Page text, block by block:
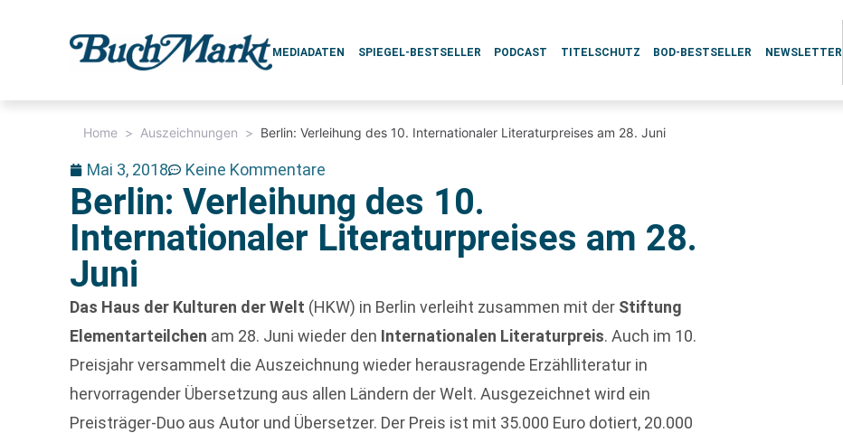
MEDIADATEN SPIEGEL-BESTSELLER PODCAST TITELSCHUTZ BOD-BESTSELLER NEWSLETTER
Home > Auszeichnungen > Berlin: Verleihung des 10. Internationaler Literaturpreises am 28. Juni
Mai 3, 2018 Keine Kommentare
Berlin: Verleihung des 10.
Internationaler Literaturpreises am 28.
Juni
Das Haus der Kulturen der Welt (HKW) in Berlin verleiht zusammen mit der Stiftung
Elementarteilchen am 28. Juni wieder den Internationalen Literaturpreis. Auch im 10.
Preisjahr versammelt die Auszeichnung wieder herausragende Erzählliteratur in
hervorragender Übersetzung aus allen Ländern der Welt. Ausgezeichnet wird ein
Preisträger-Duo aus Autor und Übersetzer. Der Preis ist mit 35.000 Euro dotiert, 20.000